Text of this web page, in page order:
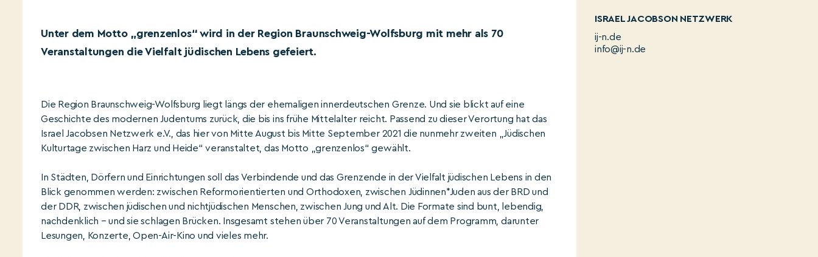
Unter dem Motto „grenzenlos“ wird in der Region Braunschweig-Wolfsburg mit mehr als 70
Veranstaltungen die Vielfalt jüdischen Lebens gefeiert.
Die Region Braunschweig-Wolfsburg liegt längs der ehemaligen innerdeutschen Grenze. Und sie blickt auf eine
Geschichte des modernen Judentums zurück, die bis ins frühe Mittelalter reicht. Passend zu dieser Verortung hat das
Israel Jacobsen Netzwerk e.V., das hier von Mitte August bis Mitte September 2021 die nunmehr zweiten „Jüdischen
Kulturtage zwischen Harz und Heide“ veranstaltet, das Motto „grenzenlos“ gewählt.
In Städten, Dörfern und Einrichtungen soll das Verbindende und das Grenzende in der Vielfalt jüdischen Lebens in den
Blick genommen werden: zwischen Reformorientierten und Orthodoxen, zwischen Jüdinnen*Juden aus der BRD und
der DDR, zwischen jüdischen und nichtjüdischen Menschen, zwischen Jung und Alt. Die Formate sind bunt, lebendig,
nachdenklich – und sie schlagen Brücken. Insgesamt stehen über 70 Veranstaltungen auf dem Programm, darunter
Lesungen, Konzerte, Open-Air-Kino und vieles mehr.
ISRAEL JACOBSON NETZWERK
ij-n.de
info@ij-n.de